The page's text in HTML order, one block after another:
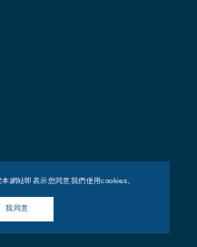
網站即表示您同意我們使用cookies。
我同意